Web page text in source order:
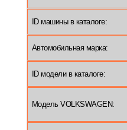
ID машины в каталоге:
Автомобильная марка:
ID модели в каталоге:
Модель VOLKSWAGEN: